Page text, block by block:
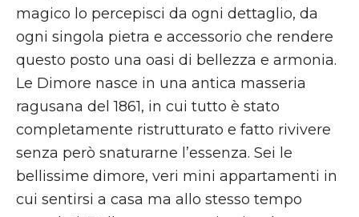
magico lo percepisci da ogni dettaglio, da
ogni singola pietra e accessorio che rendere
questo posto una oasi di bellezza e armonia.
Le Dimore nasce in una antica masseria
ragusana del 1861, in cui tutto è stato
completamente ristrutturato e fatto rivivere
senza però snaturarne l’essenza. Sei le
bellissime dimore, veri mini appartamenti in
cui sentirsi a casa ma allo stesso tempo